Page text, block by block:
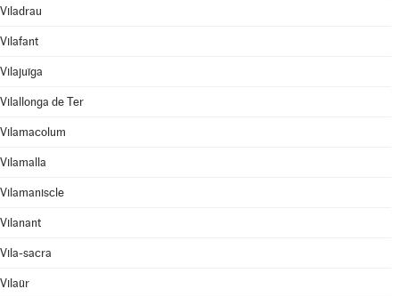
Viladrau
Vilafant
Vilajuïga
Vilallonga de Ter
Vilamacolum
Vilamalla
Vilamaniscle
Vilanant
Vila-sacra
Vilaür